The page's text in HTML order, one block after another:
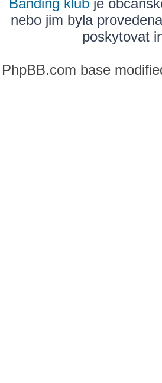
Banding klub je
nebo jim byla
poskytovat
PhpBB.com base